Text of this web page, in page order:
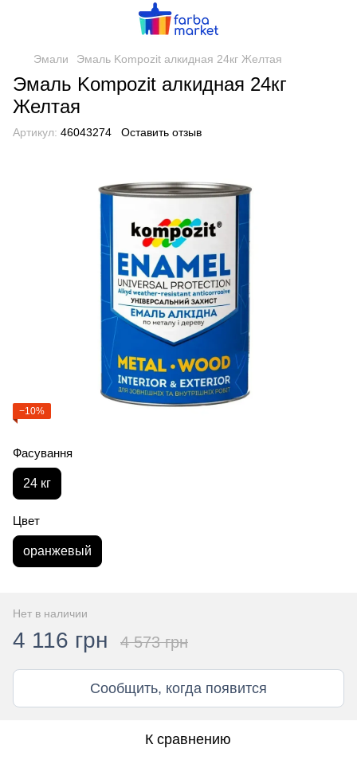
Эмали Эмаль Kompozit алкидная 24кг Желтая
Эмаль Kompozit алкидная 24кг
Желтая
Артикул: 46043274 Оставить отзыв
−10%
Фасування
24 кг
Цвет
оранжевый
Нет в наличии
4 116 грн 4 573 грн
Сообщить, когда появится
К сравнению